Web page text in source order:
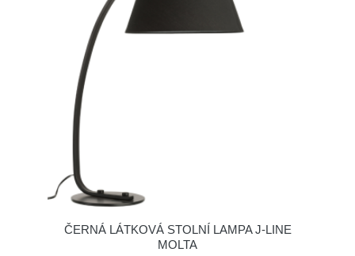
ČERNÁ LÁTKOVÁ STOLNÍ LAMPA J-LINE
MOLTA